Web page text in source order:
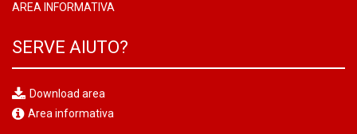
AREA INFORMATIVA
SERVE AIUTO?
Download area
Area informativa